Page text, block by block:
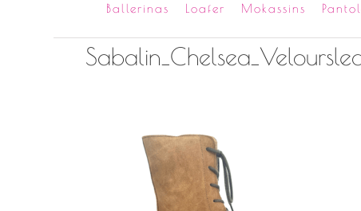
Ballerinas Loafer Mokassins